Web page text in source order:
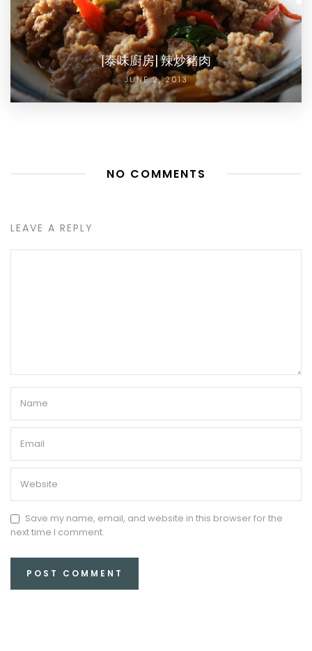
[泰味廚房] 辣炒豬肉
JUNE 2, 2013
NO COMMENTS
LEAVE A REPLY
Save my name, email, and website in this browser for the
next time I comment.